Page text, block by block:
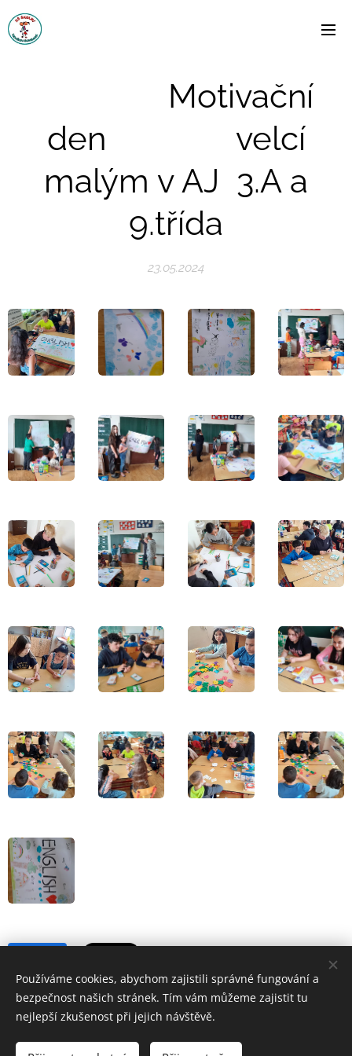
Motivační
den velcí
malým v AJ 3.A a
9.třída
23.05.2024
Používáme cookies, abychom zajistili správné fungování a
bezpečnost našich stránek. Tím vám můžeme zajistit tu
nejlepší zkušenost při jejich návštěvě.